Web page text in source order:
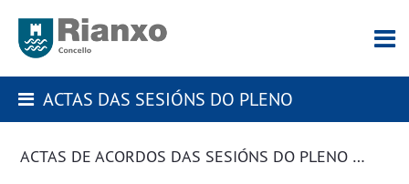
ACTAS DAS SESIÓNS DO PLENO
ACTAS DE ACORDOS DAS SESIÓNS DO PLENO DA CORPORACIÓN